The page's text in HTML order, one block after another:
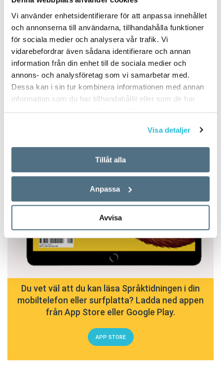
Vi använder enhetsidentifierare för att anpassa innehållet
och annonserna till användarna, tillhandahålla funktioner
för sociala medier och analysera vår trafik. Vi
vidarebefordrar även sådana identifierare och annan
information från din enhet till de sociala medier och
annons- och analysföretag som vi samarbetar med.
Dessa kan i sin tur kombinera informationen med annan
information som du har tillhandahållit eller som de har
samlat in när du har använt deras tjänster.
Visa detaljer
Tillåt alla
Anpassa
Avvisa
Du vet väl att du kan läsa Språktidningen i din
mobiltelefon eller surfplatta? Ladda ned appen
från App Store eller Google Play.
APP STORE